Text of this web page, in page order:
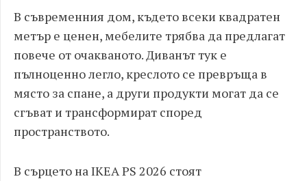
В съвременния дом, където всеки квадратен
метър е ценен, мебелите трябва да предлагат
повече от очакваното. Диванът тук е
пълноценно легло, креслото се превръща в
място за спане, а други продукти могат да се
сгъват и трансформират според
пространството.
В сърцето на IKEA PS 2026 стоят